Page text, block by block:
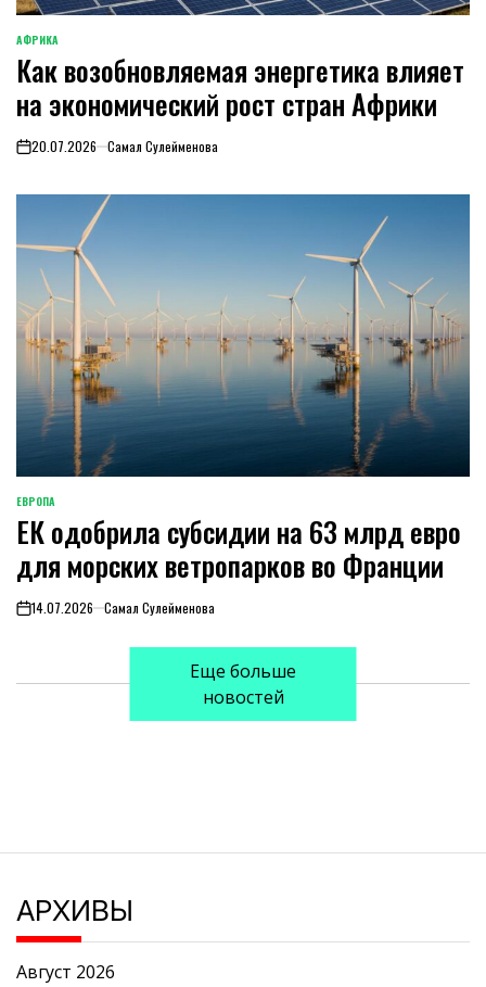
ОПУБЛИКОВАНО
В
АФРИКА
Как возобновляемая энергетика влияет
на экономический рост стран Африки
on20.07.2026 Самал Сулейменова
ОПУБЛИКОВАНО
В
ЕВРОПА
ЕК одобрила субсидии на 63 млрд евро
для морских ветропарков во Франции
on14.07.2026 Самал Сулейменова
Еще больше
новостей
АРХИВЫ
Август 2026